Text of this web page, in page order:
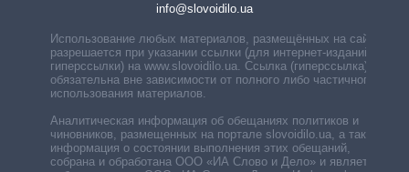
info@slovoidilo.ua
Использование любых материалов, размещённых на сайте,
разрешается при указании ссылки (для интернет-изданий —
гиперссылки) на www.slovoidilo.ua. Ссылка (гиперссылка)
обязательна вне зависимости от полного либо частичного
использования материалов.
Аналитическая информация об обещаниях политиков и
чиновников, размещенных на портале slovoidilo.ua, а также
информация о состоянии выполнения этих обещаний,
собрана и обработана ООО «ИА Слово и Дело» и является